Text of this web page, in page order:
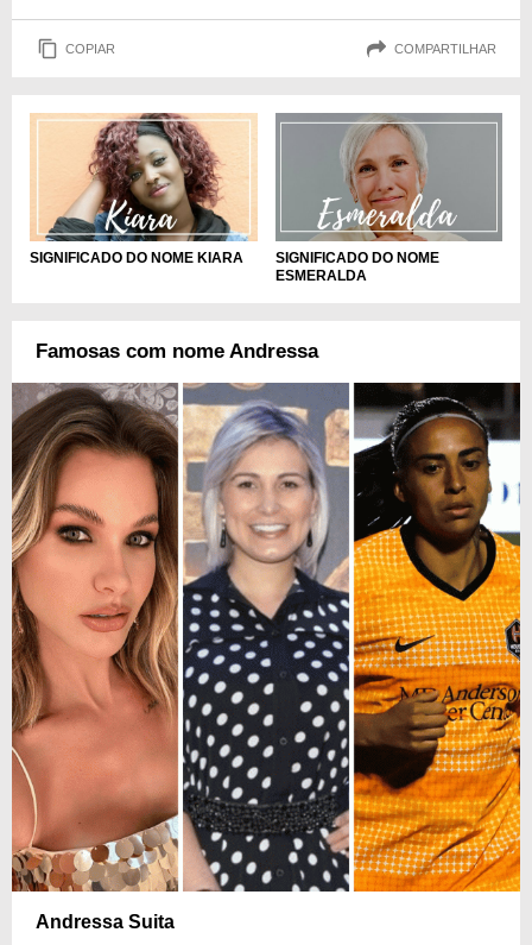
COPIAR COMPARTILHAR
SIGNIFICADO DO NOME KIARA
SIGNIFICADO DO NOME
ESMERALDA
Famosas com nome Andressa
Andressa Suita